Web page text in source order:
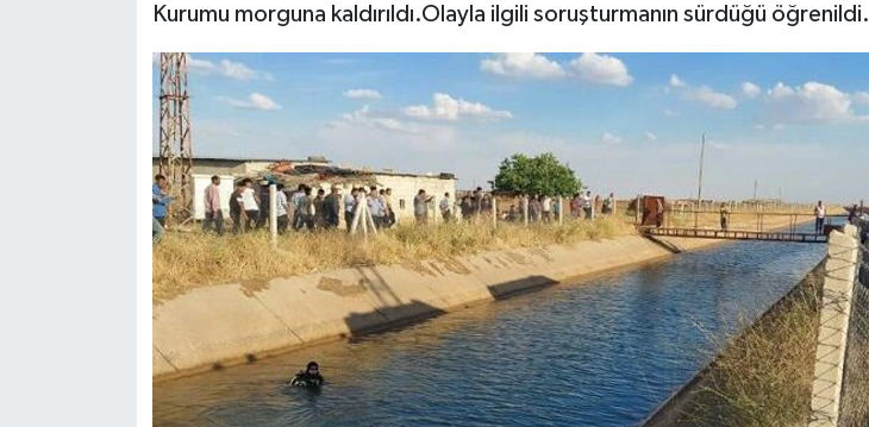
Kurumu morguna kaldırıldı.Olayla ilgili soruşturmanın sürdüğü öğrenildi.